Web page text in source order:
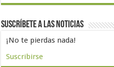
Suscríbete a las noticias
¡No te pierdas nada!
Suscribirse